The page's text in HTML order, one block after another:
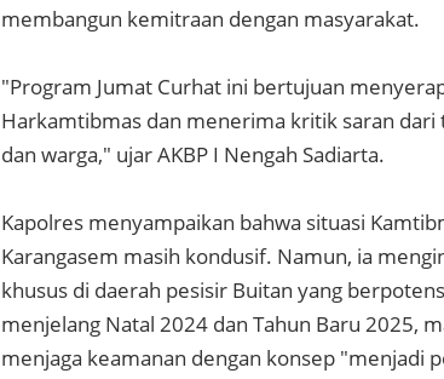
membangun kemitraan dengan masyarakat.
"Program Jumat Curhat ini bertujuan
Harkamtibmas dan menerima kritik saran dari
dan warga," ujar AKBP I Nengah Sadiarta.
Kapolres menyampaikan bahwa situasi
Karangasem masih kondusif. Namun, ia
khusus di daerah pesisir Buitan yang
menjelang Natal 2024 dan Tahun Baru 2025,
menjaga keamanan dengan konsep "menjadi